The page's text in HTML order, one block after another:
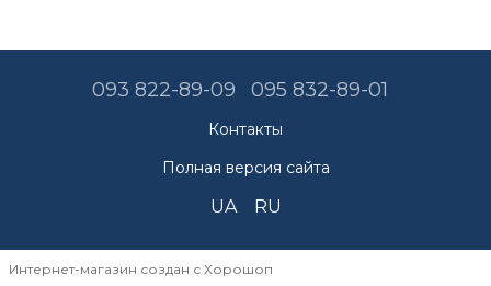
093 822-89-09 095 832-89-01
Контакты
Полная версия сайта
UA RU
Интернет-магазин создан с Хорошоп